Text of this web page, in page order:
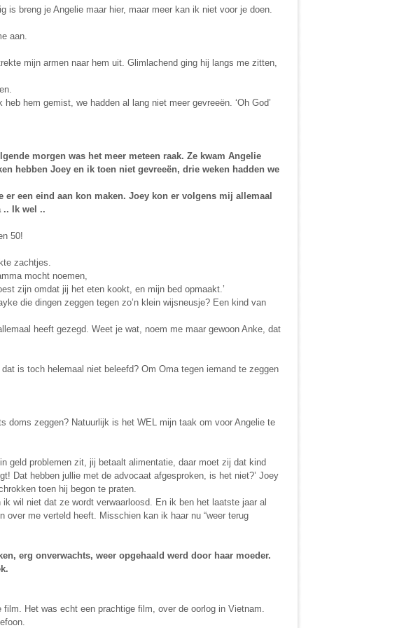
is breng je Angelie maar hier, maar meer kan ik niet voor je doen.
aan.
mijn armen naar hem uit. Glimlachend ging hij langs me zitten,
hem gemist, we hadden al lang niet meer gevreeën. ‘Oh God’
morgen was het meer meteen raak. Ze kwam Angelie
hebben Joey en ik toen niet gevreeën, drie weken hadden we
er een eind aan kon maken. Joey kon er volgens mij allemaal
.. Ik wel ..
50!
zachtjes.
mocht noemen,
zijn omdat jij het eten kookt, en mijn bed opmaakt.’
die dingen zeggen tegen zo’n klein wijsneusje? Een kind van
heeft gezegd. Weet je wat, noem me maar gewoon Anke, dat
is toch helemaal niet beleefd? Om Oma tegen iemand te zeggen
doms zeggen? Natuurlijk is het WEL mijn taak om voor Angelie te
geld problemen zit, jij betaalt alimentatie, daar moet zij dat kind
Dat hebben jullie met de advocaat afgesproken, is het niet?’ Joey
toen hij begon te praten.
wil niet dat ze wordt verwaarloosd. En ik ben het laatste jaar al
over me verteld heeft. Misschien kan ik haar nu “weer terug
erg onverwachts, weer opgehaald werd door haar moeder.
Het was echt een prachtige film, over de oorlog in Vietnam.